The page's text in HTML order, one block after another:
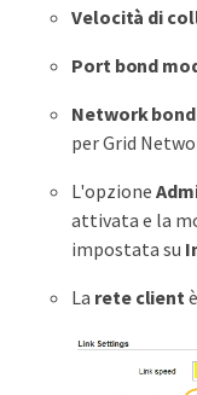
Velocità di
Port bond
Network
per Grid
L'opzione
attivata e la
impostata su
La rete client